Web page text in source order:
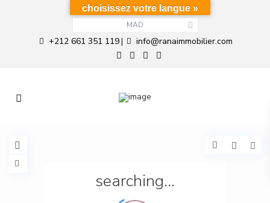
MAD
+212 661 351 119| info@ranaimmobilier.com
searching...
choisissez votre langue »